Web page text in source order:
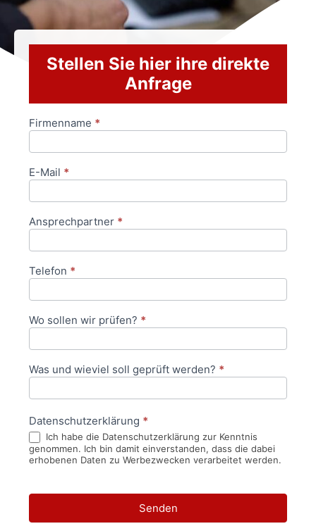
Stellen Sie hier ihre direkte
Anfrage
Anfrageformular
Firmenname *
E-Mail *
Ansprechpartner *
Telefon *
Wo sollen wir prüfen? *
Was und wieviel soll geprüft werden? *
Datenschutzerklärung *
Ich habe die Datenschutzerklärung zur Kenntnis
genommen. Ich bin damit einverstanden, dass die dabei
erhobenen Daten zu Werbezwecken verarbeitet werden.
Senden